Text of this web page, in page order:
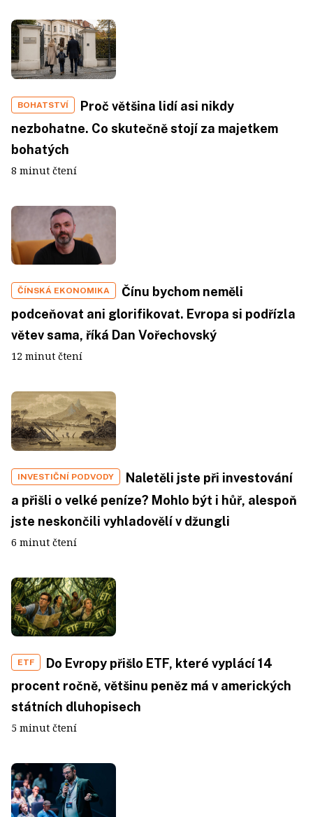
BOHATSTVÍ
Proč většina lidí asi nikdy
nezbohatne. Co skutečně stojí za majetkem
bohatých
8 minut čtení
ČÍNSKÁ EKONOMIKA
Čínu bychom neměli
podceňovat ani glorifikovat. Evropa si podřízla
větev sama, říká Dan Vořechovský
12 minut čtení
INVESTIČNÍ PODVODY
Naletěli jste při investování
a přišli o velké peníze? Mohlo být i hůř, alespoň
jste neskončili vyhladovělí v džungli
6 minut čtení
ETF
Do Evropy přišlo ETF, které vyplácí 14
procent ročně, většinu peněz má v amerických
státních dluhopisech
5 minut čtení